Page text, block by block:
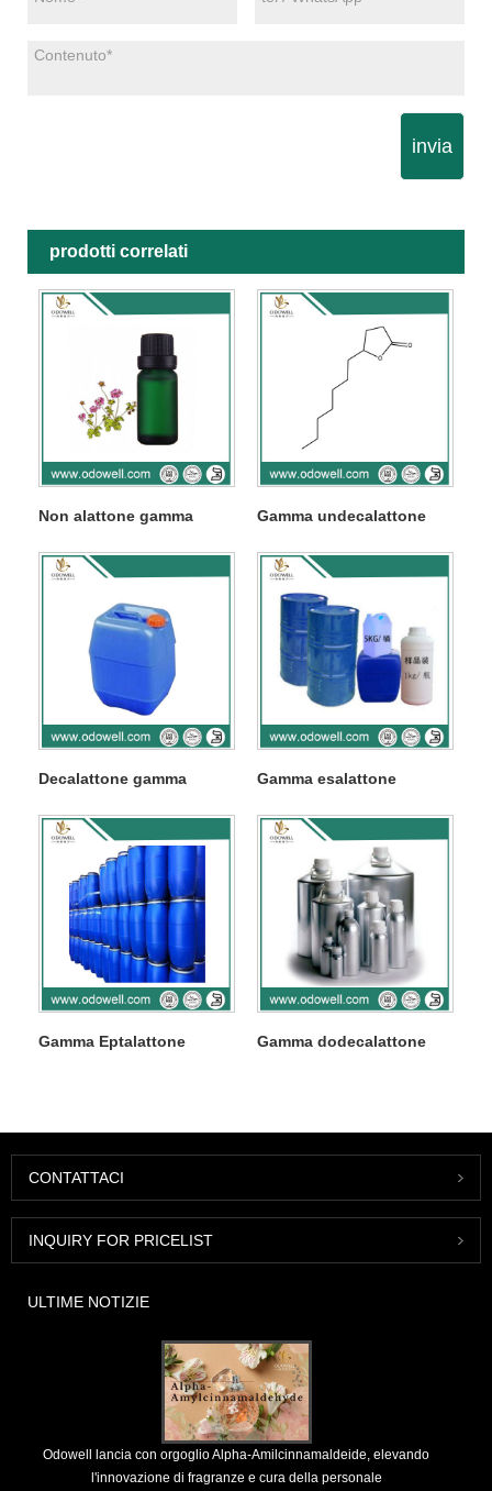
invia
prodotti correlati
Non alattone gamma Gamma undecalattone
Decalattone gamma Gamma esalattone
Gamma Eptalattone Gamma dodecalattone
CONTATTACI
INQUIRY FOR PRICELIST
ULTIME NOTIZIE
Odowell lancia con orgoglio Alpha-Amilcinnamaldeide, elevando
l'innovazione di fragranze e cura della personale